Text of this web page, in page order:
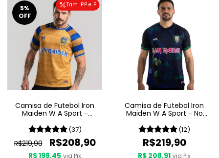
Tam. PP e P
5%
OFF
Camisa de Futebol Iron
Maiden W A Sport -
(37)
R$219,90 R$208,90
R$ 198,45 via Pix
Camisa de Futebol Iron
Maiden W A Sport - No
(12)
R$219,90
R$ 208,91 via Pix